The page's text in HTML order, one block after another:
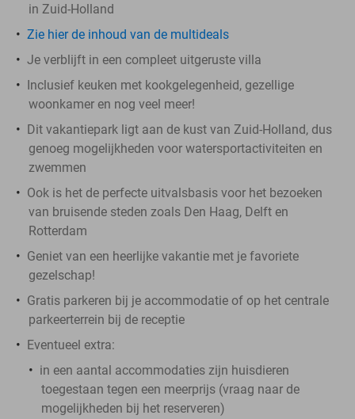
in Zuid-Holland
Zie hier de inhoud van de multideals
Je verblijft in een compleet uitgeruste villa
Inclusief keuken met kookgelegenheid, gezellige
woonkamer en nog veel meer!
Dit vakantiepark ligt aan de kust van Zuid-Holland, dus
genoeg mogelijkheden voor watersportactiviteiten en
zwemmen
Ook is het de perfecte uitvalsbasis voor het bezoeken
van bruisende steden zoals Den Haag, Delft en
Rotterdam
Geniet van een heerlijke vakantie met je favoriete
gezelschap!
Gratis parkeren bij je accommodatie of op het centrale
parkeerterrein bij de receptie
Eventueel extra:
in een aantal accommodaties zijn huisdieren
toegestaan tegen een meerprijs (vraag naar de
mogelijkheden bij het reserveren)